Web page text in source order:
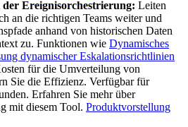
der Ereignisorchestrierung: Leiten
an die richtigen Teams weiter und
anhand von historischen Daten
zu. Funktionen wie Dynamisches
dynamischer Eskalationsrichtlinien
für die Umverteilung von
Sie die Effizienz. Verfügbar für
Erfahren Sie mehr über
mit diesem Tool. Produktvorstellung